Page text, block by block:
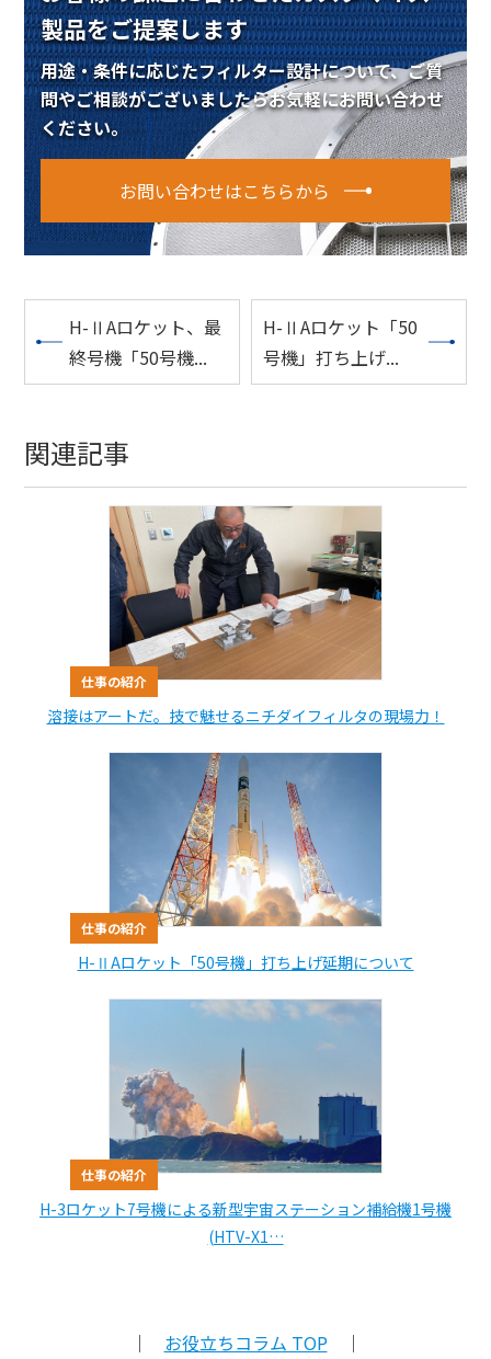
製品をご提案します
用途・条件に応じたフィルター設計について、ご質
問やご相談がございましたらお気軽にお問い合わせ
ください。
お問い合わせはこちらから
H-ⅡAロケット、最
終号機「50号機...
H-ⅡAロケット「50
号機」打ち上げ...
関連記事
仕事の紹介
溶接はアートだ。技で魅せるニチダイフィルタの現場力！
仕事の紹介
H-ⅡAロケット「50号機」打ち上げ延期について
仕事の紹介
H-3ロケット7号機による新型宇宙ステーション補給機1号機
(HTV-X1…
｜ お役立ちコラム TOP ｜